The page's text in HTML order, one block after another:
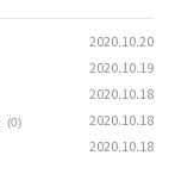
2020.10.20
2020.10.19
2020.10.18
(0) 2020.10.18
2020.10.18